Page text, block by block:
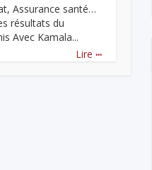
Assurance santé…
résultats du
Avec Kamala...
Lire ...